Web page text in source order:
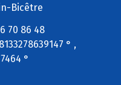
Bicêtre
70 86 48
° ,
°